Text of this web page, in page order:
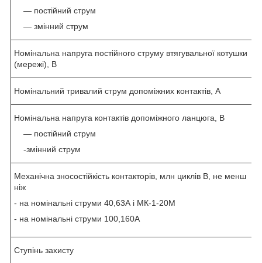
― постійний струм
— змінний струм
Номінальна напруга постійного струму втягувальної котушки
(мережі), В
Номінальний тривалий струм допоміжних контактів, А
Номінальна напруга контактів допоміжного ланцюга, В
― постійний струм
-змінний струм
Механічна зносостійкість контакторів, млн циклів В, не менш
ніж
- на номінальні струми 40,63А і МК-1-20М
- на номінальні струми 100,160А
Ступінь захисту